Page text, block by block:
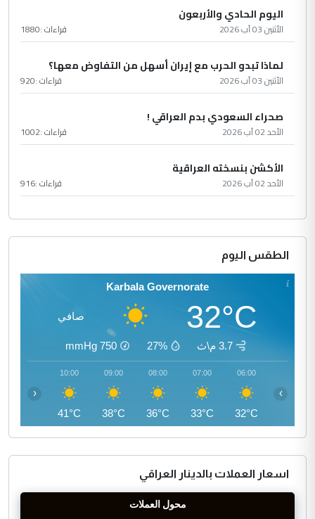
اليوم الحادي والأربعون
الأثنين 03 آب 2026 قراءات :1880
لماذا تبدو الحرب مع إيران أسهل من التفاوض معها؟
الأثنين 03 آب 2026 قراءات :920
صحراء السعودي بدم العراقي !
الأحد 02 آب 2026 قراءات :1002
الأكشن بنسخته العراقية
الأحد 02 آب 2026 قراءات :916
الطقس اليوم
Karbala Governorate
32°C صافي
3.7 م\ث 27%
750
mmHg
06:00
32°C
07:00
33°C
08:00
36°C
09:00
38°C
10:00
41°C
‹ ›
اسعار العملات بالدينار العراقي